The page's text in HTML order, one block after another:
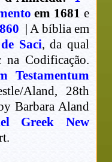
em 1681 e
| A bíblia em
Saci, da qual
Codificação.
Testamentum
Aland, 28th
Barbara Aland
Greek New